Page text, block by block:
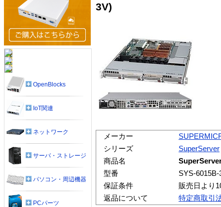
3V)
メーカー
シリーズ
SuperServer
商品名
型番
SYS-6015B-
保証条件
販売日より
返品について
特定商取引
OpenBlocks
IoT関連
ネットワーク
サーバ・ストレージ
パソコン・周辺機器
PCパーツ